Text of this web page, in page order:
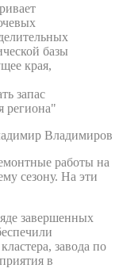
базы
края,
запас
региона"
Владимиров
работы на
сезону. На эти
завершенных
завода по
в